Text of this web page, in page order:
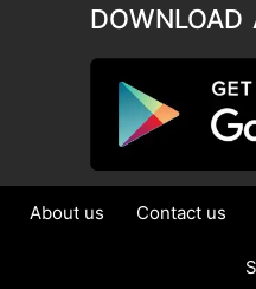
DOWNLOAD
About us Contact us